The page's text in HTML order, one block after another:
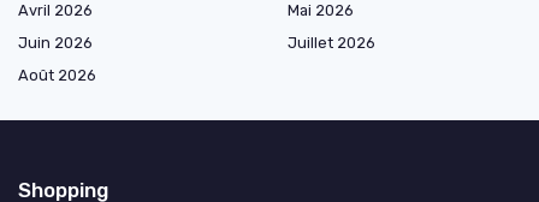
Avril 2026
Mai 2026
Juin 2026
Juillet 2026
Août 2026
Shopping